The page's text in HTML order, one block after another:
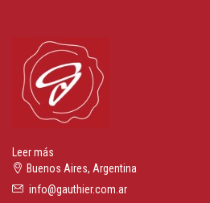
Leer más
Buenos Aires, Argentina
info@gauthier.com.ar